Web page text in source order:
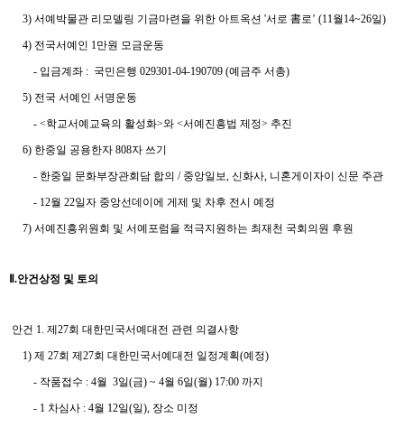
3) 서예박물관 리모델링 기금마련을 위한 아트옥션 '서로 書로’ (11월14~26일)
4) 전국서예인 1만원 모금운동
- 입금계좌 : 국민은행 029301-04-190709 (예금주 서총)
5) 전국 서예인 서명운동
- <학교서예교육의 활성화>와 <서예진흥법 제정> 추진
6) 한중일 공용한자 808자 쓰기
- 한중일 문화부장관회담 합의 / 중앙일보, 신화사, 니혼게이자이 신문 주관
- 12월 22일자 중앙선데이에 게제 및 차후 전시 예정
7) 서예진흥위원회 및 서예포럼을 적극지원하는 최재천 국회의원 후원
Ⅱ.안건상정 및 토의
안건 1. 제27회 대한민국서예대전 관련 의결사항
1) 제 27회 제27회 대한민국서예대전 일정계획(예정)
- 작품접수 : 4월 3일(금) ~ 4월 6일(월) 17:00 까지
- 1 차심사 : 4월 12일(일), 장소 미정